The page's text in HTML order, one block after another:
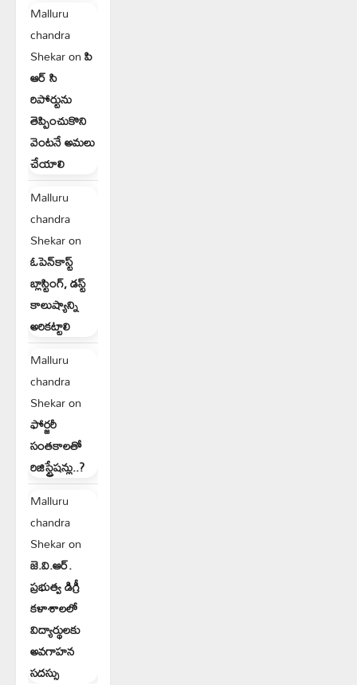
Malluru
chandra
Shekaronపి
ఆర్ సి
రిపోర్టును
తెప్పించుకొని
వెంటనే అమలు
చేయాలి
Malluru
chandra
Shekaron
ఓపెన్‌కాస్ట్
బ్లాస్టింగ్, డస్ట్
కాలుష్యాన్ని
అరికట్టాలి
Malluru
chandra
Shekaron
ఫోర్జరీ
సంతకాలతో
రిజిస్ట్రేషన్లు..?
Malluru
chandra
Shekaron
జె.వి.ఆర్.
ప్రభుత్వ డిగ్రీ
కళాశాలలో
విద్యార్థులకు
అవగాహన
సదస్సు